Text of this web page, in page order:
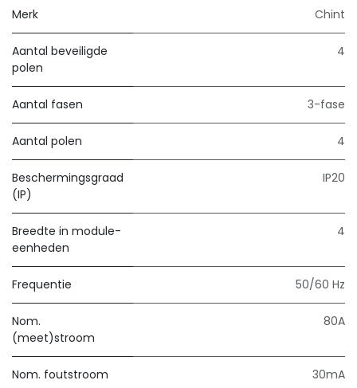
Merk Chint
Aantal beveiligde
polen
4
Aantal fasen 3-fase
Aantal polen 4
Beschermingsgraad
(IP)
IP20
Breedte in module-
eenheden
4
Frequentie 50/60 Hz
Nom.
(meet)stroom
80A
Nom. foutstroom 30mA